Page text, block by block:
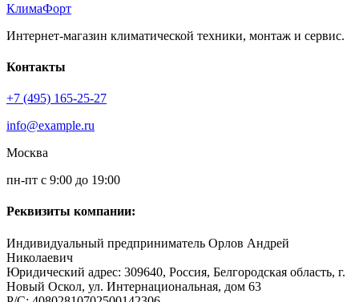
КлимаФорт
Интернет-магазин климатической техники, монтаж и сервис.
Контакты
+7 (495) 165-25-27
info@example.ru
Москва
пн-пт с 9:00 до 19:00
Реквизиты компании:
Индивидуальный предприниматель Орлов Андрей
Николаевич
Юридический адрес: 309640, Россия, Белгородская область, г.
Новый Оскол, ул. Интернациональная, дом 63